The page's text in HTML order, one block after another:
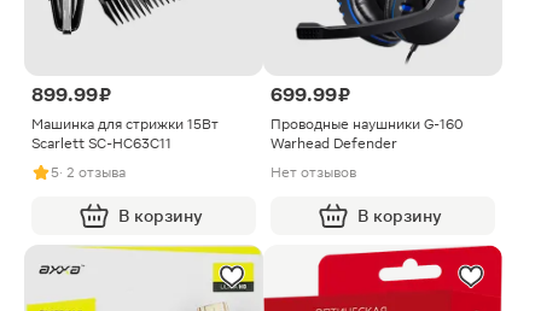
899.99 ₽
Машинка для стрижки 15Вт
Scarlett SC-HC63C11
5· 2 отзыва
В корзину
699.99 ₽
Проводные наушники G-160
Warhead Defender
Нет отзывов
В корзину